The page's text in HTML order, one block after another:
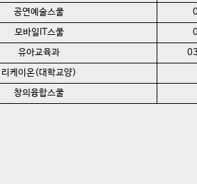
공연예술스쿨
모바일IT스쿨
유아교육과
리케이온(대학교양)
창의융합스쿨